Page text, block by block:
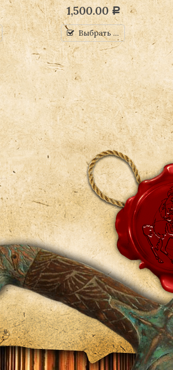
1,500.00Р
Выбрать ...